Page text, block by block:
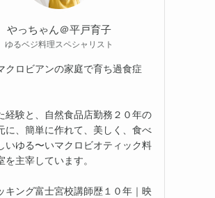
やっちゃん＠平戸育子
ゆるベジ料理スペシャリスト
クロビアンの家庭で育ち過食症
経験と、自然食品店勤務２０年の
に、簡単に作れて、美しく、食べ
いゆる〜いマクロビオティック料
を主宰しています。
キング富士宮校講師歴１０年｜映